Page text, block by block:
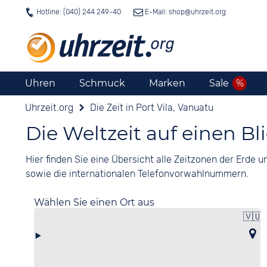
Hotline: (040) 244 249-40 E-Mail: shop@uhrzeit.org
Uhren Schmuck Marken Sale
Uhrzeit.org Die Zeit in Port Vila, Vanuatu
Die Weltzeit auf einen
Hier finden Sie eine Übersicht alle Zeitzonen der Erde
sowie die internationalen Telefonvorwahlnummern.
Wählen Sie einen Ort aus
🇻🇺